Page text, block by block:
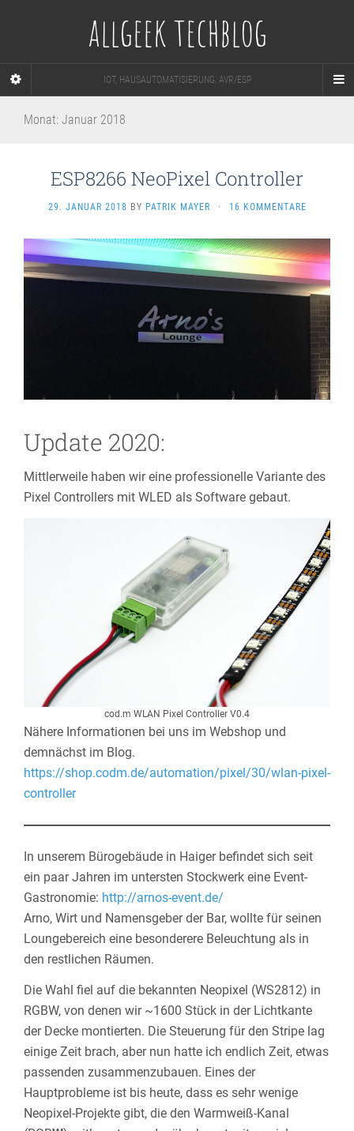
allgeek techblog
IOT, HAUSAUTOMATISIERUNG, AVR/ESP
Monat: Januar 2018
ESP8266 NeoPixel Controller
29. JANUAR 2018 BY PATRIK MAYER · 16 KOMMENTARE
Update 2020:
Mittlerweile haben wir eine professionelle Variante des
Pixel Controllers mit WLED als Software gebaut.
cod.m WLAN Pixel Controller V0.4
Nähere Informationen bei uns im Webshop und
demnächst im Blog.
https://shop.codm.de/automation/pixel/30/wlan-pixel-
controller
In unserem Bürogebäude in Haiger befindet sich seit
ein paar Jahren im untersten Stockwerk eine Event-
Gastronomie: http://arnos-event.de/
Arno, Wirt und Namensgeber der Bar, wollte für seinen
Loungebereich eine besonderere Beleuchtung als in
den restlichen Räumen.
Die Wahl fiel auf die bekannten Neopixel (WS2812) in
RGBW, von denen wir ~1600 Stück in der Lichtkante
der Decke montierten. Die Steuerung für den Stripe lag
einige Zeit brach, aber nun hatte ich endlich Zeit, etwas
passenden zusammenzubauen. Eines der
Hauptprobleme ist bis heute, dass es sehr wenige
Neopixel-Projekte gibt, die den Warmweiß-Kanal